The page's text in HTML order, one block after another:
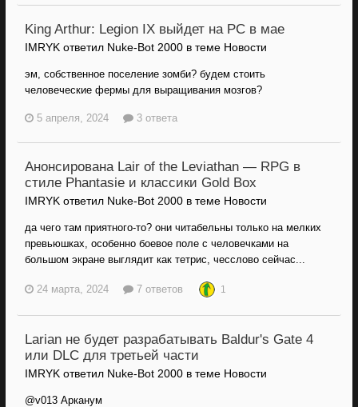
King Arthur: Legion IX выйдет на PC в мае
IMRYK ответил Nuke-Bot 2000 в теме Новости
эм, собственное поселение зомби? будем стоить
человеческие фермы для выращивания мозгов?
5 апреля, 2024 3 ответа
Анонсирована Lair of the Leviathan — RPG в
стиле Phantasie и классики Gold Box
IMRYK ответил Nuke-Bot 2000 в теме Новости
да чего там приятного-то? они читабельны только на мелких
превьюшках, особенно боевое поле с человечками на
большом экране выглядит как тетрис, чесслово сейчас...
24 марта, 2024 7 ответов 1
Larian не будет разрабатывать Baldur's Gate 4
или DLC для третьей части
IMRYK ответил Nuke-Bot 2000 в теме Новости
@v013 Арканум